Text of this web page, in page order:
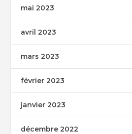
mai 2023
avril 2023
mars 2023
février 2023
janvier 2023
décembre 2022